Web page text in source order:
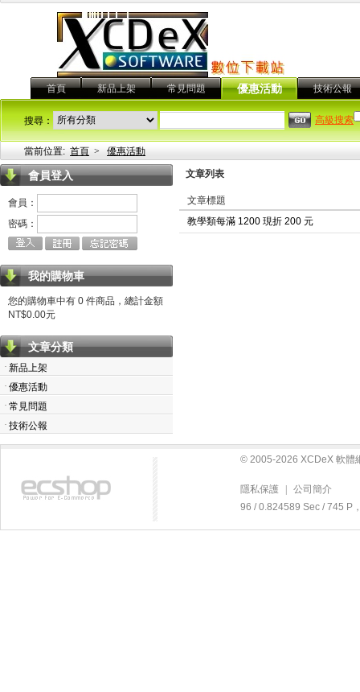
首頁 新品上架 常見問題 優惠活動 技術公報
搜尋： 高級搜索
當前位置: 首頁 > 優惠活動
會員登入
會員：
密碼：
我的購物車
您的購物車中有 0 件商品，總計金額
NT$0.00元
文章分類
· 新品上架
· 優惠活動
· 常見問題
· 技術公報
文章列表
文章標題
教學類每滿 1200 現折 200 元
© 2005-2026 XCDeX 軟體
隱私保護
公司簡介
96 / 0.824589 Sec / 745 P